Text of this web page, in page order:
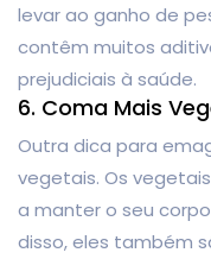
levar ao ganho de
contêm muitos
prejudiciais à saúde.
6. Coma Mais
Outra dica para
vegetais. Os
a manter o seu
disso, eles também